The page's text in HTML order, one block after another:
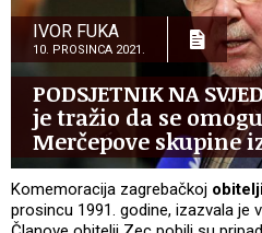
IVOR FUKA
10. PROSINCA 2021.
PODSJETNIK NA
je tražio da se
Merčepove skupine
Komemoracija zagrebačkoj
prosincu 1991. godine, izazvala je